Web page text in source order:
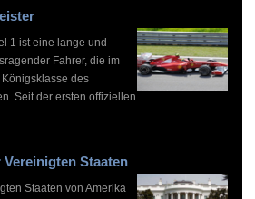
1 ist eine lange und
Fahrer, die im
des
Seit der ersten offiziellen
Staaten
Staaten von Amerika